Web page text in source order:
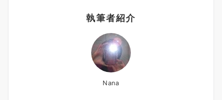
執筆者紹介
Nana